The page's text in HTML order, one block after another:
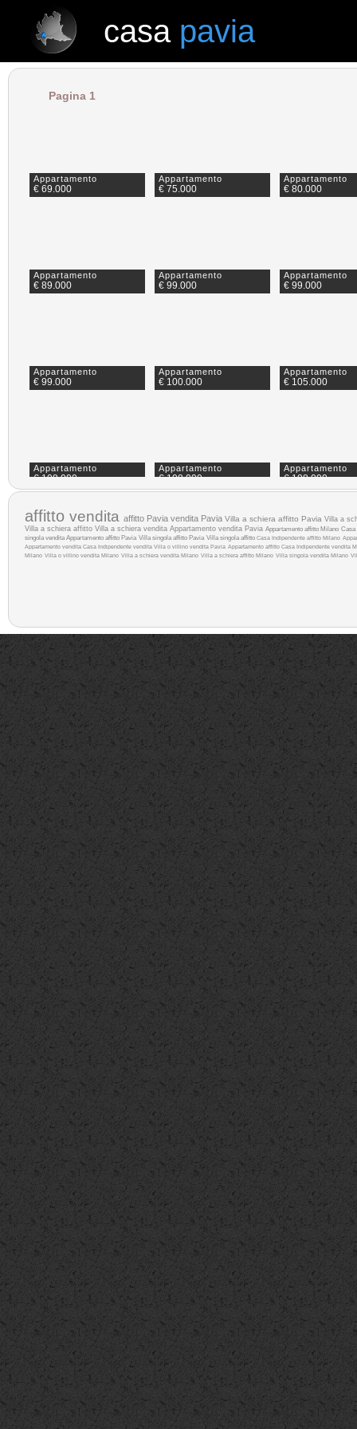
casa pavia
Pagina 1
Appartamento
€ 69.000
Appartamento
€ 75.000
Appartamento
€ 80.000
Appartamento
€ 89.000
Appartamento
€ 99.000
Appartamento
€ 99.000
Appartamento
€ 99.000
Appartamento
€ 100.000
Appartamento
€ 105.000
Appartamento
€ 108.000
Appartamento
€ 108.000
Appartamento
€ 108.000
Appartamento
€ 119.000
Appartamento
€ 119.000
Appartamento
€ 119.000
Appartamento
€ 125.000
Appartamento
€ 125.000
Appartamento
€ 125.000
Appartamento
€ 129.000
Appartamento
€ 129.000
Appartamento
€ 129.000
Appartamento
€ 129.000
Appartamento
€ 129.000
Appartamento
€ 130.000
Appartamento
€ 133.000
Appartamento
€ 137.000
Appartamento
€ 138.000
affitto vendita affitto Pavia vendita Pavia Villa a schiera affitto Pavia Villa a
Villa a schiera affitto Villa a schiera vendita Appartamento vendita Pavia Appartamento affitto Milano Casa
singola venditaAppartamento affitto Pavia Villa singola affitto Pavia Villa singola affitto Casa Indipendente affitto Milano
Appartamento vendita Casa Indipendente vendita Villa o villino vendita Pavia Appartamento affitto Casa Indipendente vendita
Milano Villa o villino vendita Milano Villa a schiera vendita Milano Villa a schiera affitto Milano Villa singola vendita Milano
pavia